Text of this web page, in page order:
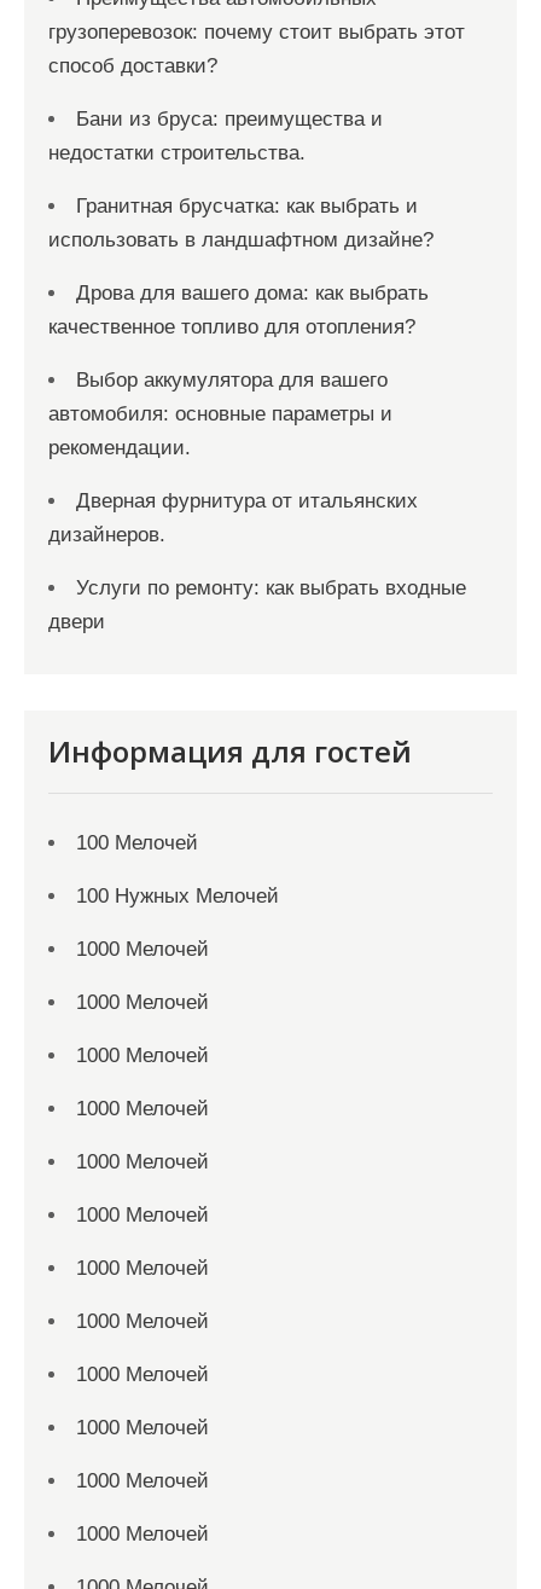
грузоперевозок: почему стоит выбрать этот
способ доставки?
Бани из бруса: преимущества и
недостатки строительства.
Гранитная брусчатка: как выбрать и
использовать в ландшафтном дизайне?
Дрова для вашего дома: как выбрать
качественное топливо для отопления?
Выбор аккумулятора для вашего
автомобиля: основные параметры и
рекомендации.
Дверная фурнитура от итальянских
дизайнеров.
Услуги по ремонту: как выбрать входные
двери
Информация для гостей
100 Мелочей
100 Нужных Мелочей
1000 Мелочей
1000 Мелочей
1000 Мелочей
1000 Мелочей
1000 Мелочей
1000 Мелочей
1000 Мелочей
1000 Мелочей
1000 Мелочей
1000 Мелочей
1000 Мелочей
1000 Мелочей